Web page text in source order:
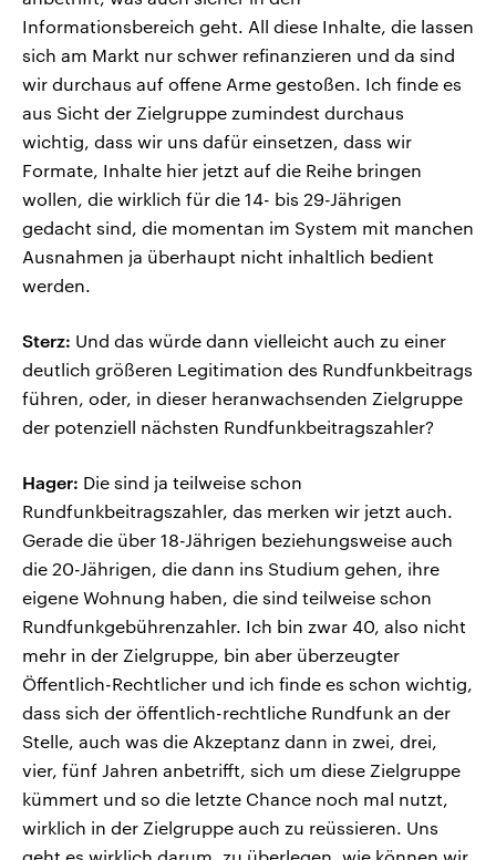
Informationsbereich geht. All diese Inhalte, die lassen
sich am Markt nur schwer refinanzieren und da sind
wir durchaus auf offene Arme gestoßen. Ich finde es
aus Sicht der Zielgruppe zumindest durchaus
wichtig, dass wir uns dafür einsetzen, dass wir
Formate, Inhalte hier jetzt auf die Reihe bringen
wollen, die wirklich für die 14- bis 29-Jährigen
gedacht sind, die momentan im System mit manchen
Ausnahmen ja überhaupt nicht inhaltlich bedient
werden.
Sterz: Und das würde dann vielleicht auch zu einer
deutlich größeren Legitimation des Rundfunkbeitrags
führen, oder, in dieser heranwachsenden Zielgruppe
der potenziell nächsten Rundfunkbeitragszahler?
Hager: Die sind ja teilweise schon
Rundfunkbeitragszahler, das merken wir jetzt auch.
Gerade die über 18-Jährigen beziehungsweise auch
die 20-Jährigen, die dann ins Studium gehen, ihre
eigene Wohnung haben, die sind teilweise schon
Rundfunkgebührenzahler. Ich bin zwar 40, also nicht
mehr in der Zielgruppe, bin aber überzeugter
Öffentlich-Rechtlicher und ich finde es schon wichtig,
dass sich der öffentlich-rechtliche Rundfunk an der
Stelle, auch was die Akzeptanz dann in zwei, drei,
vier, fünf Jahren anbetrifft, sich um diese Zielgruppe
kümmert und so die letzte Chance noch mal nutzt,
wirklich in der Zielgruppe auch zu reüssieren. Uns